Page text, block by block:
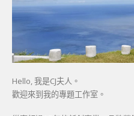
Hello, 我是CJ夫人。
歡迎來到我的專題工作室。